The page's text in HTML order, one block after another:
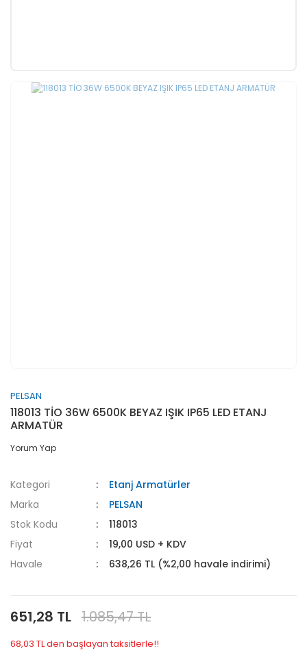
PELSAN
118013 TİO 36W 6500K BEYAZ IŞIK IP65 LED ETANJ
ARMATÜR
Yorum Yap
Kategori
Etanj Armatürler
Marka
PELSAN
Stok Kodu
118013
Fiyat
19,00 USD + KDV
Havale
638,26 TL (%2,00 havale indirimi)
651,28 TL 1.085,47 TL
68,03 TL den başlayan taksitlerle!!